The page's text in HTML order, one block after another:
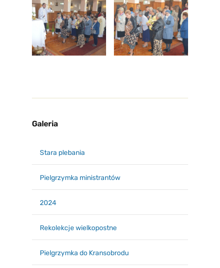
Galeria
Stara plebania
Pielgrzymka ministrantów
2024
Rekolekcje wielkopostne
Pielgrzymka do Kransobrodu